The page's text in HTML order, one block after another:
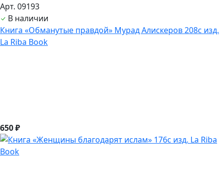
Арт. 09193
В наличии
Книга «Обманутые правдой» Мурад Алискеров 208с изд.
La Riba Book
650 ₽